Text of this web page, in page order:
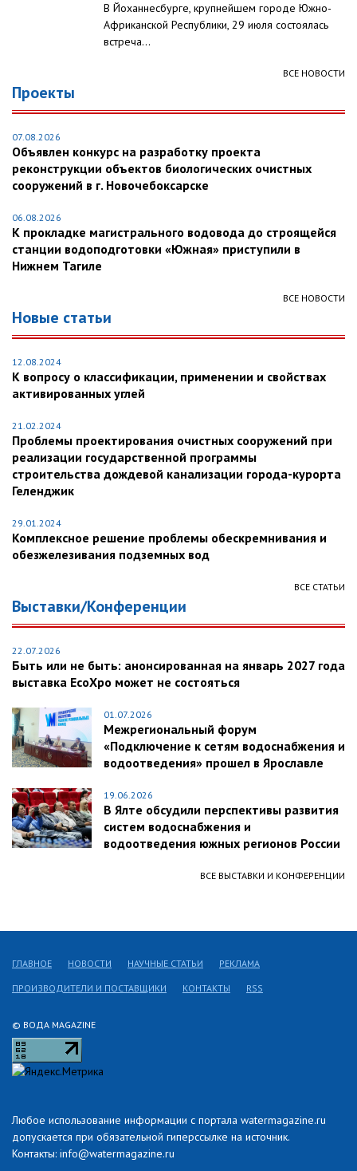
В Йоханнесбурге, крупнейшем городе Южно-
Африканской Республики, 29 июля состоялась
встреча...
ВСЕ НОВОСТИ
Проекты
07.08.2026
Объявлен конкурс на разработку проекта
реконструкции объектов биологических очистных
сооружений в г. Новочебоксарске
06.08.2026
К прокладке магистрального водовода до строящейся
станции водоподготовки «Южная» приступили в
Нижнем Тагиле
ВСЕ НОВОСТИ
Новые статьи
12.08.2024
К вопросу о классификации, применении и свойствах
активированных углей
21.02.2024
Проблемы проектирования очистных сооружений при
реализации государственной программы
строительства дождевой канализации города-курорта
Геленджик
29.01.2024
Комплексное решение проблемы обескремнивания и
обезжелезивания подземных вод
ВСЕ СТАТЬИ
Выставки/Конференции
22.07.2026
Быть или не быть: анонсированная на январь 2027 года
выставка EcoXpo может не состояться
01.07.2026
Межрегиональный форум
«Подключение к сетям водоснабжения и
водоотведения» прошел в Ярославле
19.06.2026
В Ялте обсудили перспективы развития
систем водоснабжения и
водоотведения южных регионов России
ВСЕ ВЫСТАВКИ И КОНФЕРЕНЦИИ
© ВОДА MAGAZINE
Любое использование информации с портала watermagazine.ru
допускается при обязательной гиперссылке на источник.
Контакты: info@watermagazine.ru
ГЛАВНОЕ НОВОСТИ НАУЧНЫЕ СТАТЬИ РЕКЛАМА
ПРОИЗВОДИТЕЛИ И ПОСТАВЩИКИ КОНТАКТЫ RSS